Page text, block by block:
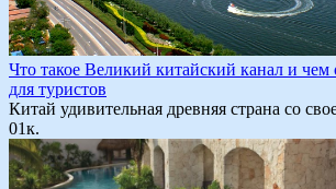
Что такое Великий китайский канал и чем
для туристов
Китай удивительная древняя страна со
01к.